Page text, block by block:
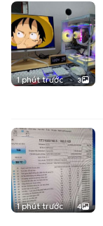
1 phút trước 3
1 phút trước 4